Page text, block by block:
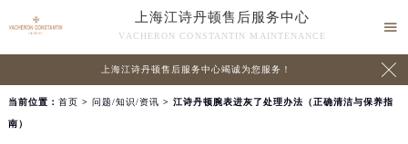
上海江诗丹顿售后服务中心
VACHERON CONSTANTIN MAINTENANCE

上海江诗丹顿售后服务中心竭诚为您服务！ 
当前位置： 首页 > 问题/知识/资讯 > 江诗丹顿腕表进灰了处理办法（正确清洁与保养指
南）